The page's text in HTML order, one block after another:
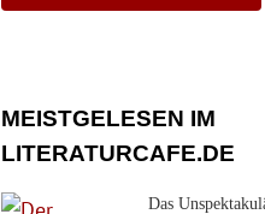
MEISTGELESEN IM
LITERATURCAFE.DE
Das